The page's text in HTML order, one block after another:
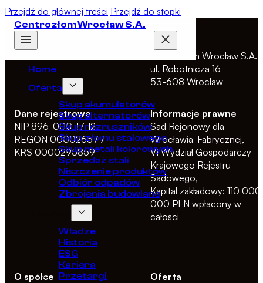
Przejdź do głównej treści Przejdź do stopki
Centrozłom Wrocław S.A.
Home
Oferta
Skup akumulatorów
Skup alternatorów
Skup rozruszników
Skup złomu stalowego
Skup metali kolorowych
Sprzedaż stali
Niszczenie produktów
Odbiór odpadów
Zbrojenia budowlane
Władze
Historia
ESG
Kariera
Przetargi
Adres
Centrozłom Wrocław S.A.
ul. Robotnicza 16
53-608 Wrocław
Dane rejestrowe
NIP 896-000-17-12
REGON 000026577
KRS 0000295859
Informacje prawne
Sąd Rejonowy dla
Wrocławia-Fabrycznej,
VI Wydział Gospodarczy
Krajowego Rejestru
Sądowego,
Kapitał zakładowy: 110 000
000 PLN wpłacony w
całości
O spółce
Oferta